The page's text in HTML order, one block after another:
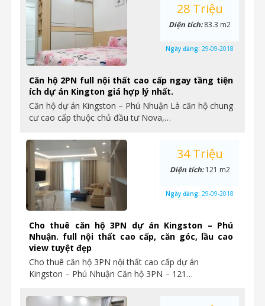
Căn hộ 2PN full nội thất cao cấp ngay tầng tiện
ích dự án Kington giá hợp lý nhất.
Căn hộ dự án Kingston – Phú Nhuận Là căn hộ chung
cư cao cấp thuộc chủ đầu tư Nova,…
28 Triệu
Diện tích:83.3 m2
Ngày đăng: 29-09-2018
Cho thuê căn hộ 3PN dự án Kingston – Phú
Nhuận. full nội thất cao cấp, căn góc, lầu cao
view tuyệt đẹp
Cho thuê căn hộ 3PN nội thất cao cấp dự án
Kingston – Phú Nhuận Căn hộ 3PN – 121…
34 Triệu
Diện tích:121 m2
Ngày đăng: 29-09-2018